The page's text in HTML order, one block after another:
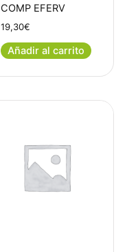
COMP EFERV
19,30€
Añadir al carrito